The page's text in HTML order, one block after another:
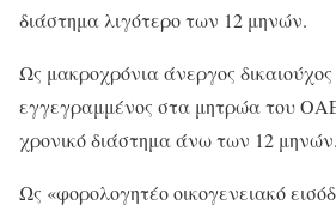
διάστημα λιγότερο των 12 μηνών.
Ως μακροχρόνια άνεργος δικαιούχος
εγγεγραμμένος στα μητρώα του
χρονικό διάστημα άνω των 12 μηνών.
Ως «φορολογητέο οικογενειακό